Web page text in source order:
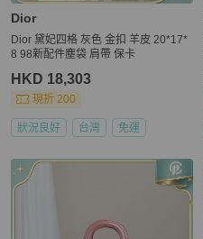
Dior
Dior 黛妃四格 灰色 金扣 羊皮 20*17*
8 98新配件塵袋 肩帶 保卡
HKD 18,303
現折 200
狀況良好 台灣 免運